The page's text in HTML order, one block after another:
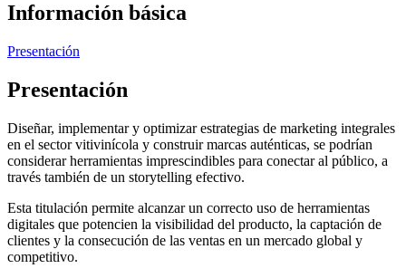
Información básica
Presentación
Presentación
Diseñar, implementar y optimizar estrategias de marketing integrales
en el sector vitivinícola y construir marcas auténticas, se podrían
considerar herramientas imprescindibles para conectar al público, a
través también de un storytelling efectivo.
Esta titulación permite alcanzar un correcto uso de herramientas
digitales que potencien la visibilidad del producto, la captación de
clientes y la consecución de las ventas en un mercado global y
competitivo.